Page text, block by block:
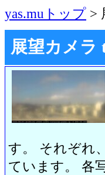
yas.muトップ >
展望カメラ
す。 それぞれ
ています。 各